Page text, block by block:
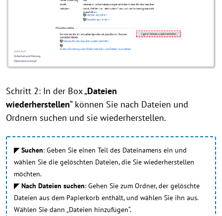
Schritt 2: In der Box „Dateien
wiederherstellen“ können Sie nach Dateien und
Ordnern suchen und sie wiederherstellen.
◤ Suchen: Geben Sie einen Teil des Dateinamens ein und
wählen Sie die gelöschten Dateien, die Sie wiederherstellen
möchten.
◤ Nach Dateien suchen: Gehen Sie zum Ordner, der gelöschte
Dateien aus dem Papierkorb enthält, und wählen Sie ihn aus.
Wählen Sie dann „Dateien hinzufügen“.